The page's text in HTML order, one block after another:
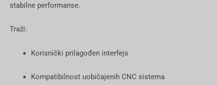
stabilne performanse.
Traži:
Korisnički prilagođen interfejs
Kompatibilnost uobičajenih CNC sistema